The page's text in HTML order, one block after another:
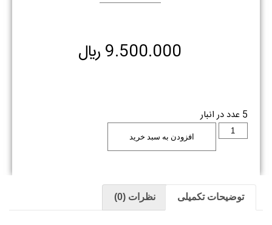
9.500.000 ﷼
5 عدد در انبار
افزودن به سبد خرید
توضیحات تکمیلی نظرات (0)